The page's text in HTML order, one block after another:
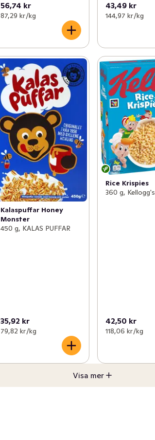
56,74 kr
87,29 kr /kg
43,49 kr
144,97 kr /kg
Kalaspuffar Honey
Monster
450 g, KALAS PUFFAR
35,92 kr
79,82 kr /kg
Rice Krispies
360 g, Kellogg's
42,50 kr
118,06 kr /kg
Visa mer